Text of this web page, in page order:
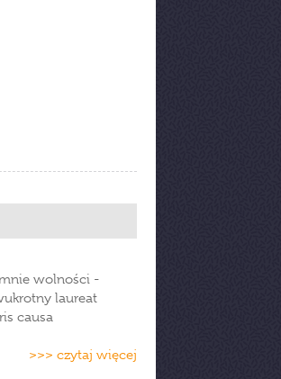
wolności -
laureat
causa
>>> czytaj więcej